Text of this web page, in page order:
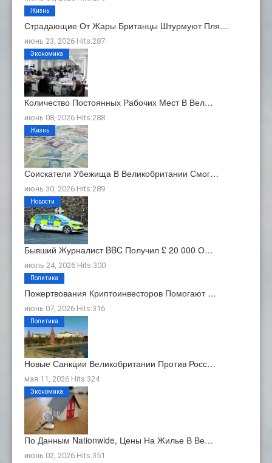
Страдающие От Жары Британцы Штурмуют Пля…
июнь 23, 2026 Hits:287
Жизнь
Количество Постоянных Рабочих Мест В Вел…
июнь 08, 2026 Hits:288
Экономика
Соискатели Убежища В Великобритании Смог…
июнь 30, 2026 Hits:289
Жизнь
Бывший Журналист BBC Получил £ 20 000 О…
июль 24, 2026 Hits:300
Новости
Пожертвования Криптоинвесторов Помогают …
июнь 07, 2026 Hits:316
Политика
Новые Санкции Великобритании Против Росс…
мая 11, 2026 Hits:324
Политика
По Данным Nationwide, Цены На Жилье В Ве…
июнь 02, 2026 Hits:351
Экономика